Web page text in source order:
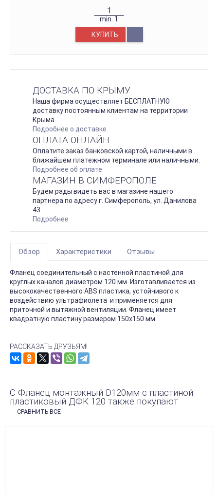
min. 1
КУПИТЬ
ДОСТАВКА ПО КРЫМУ
Наша фирма осуществляет БЕСПЛАТНУЮ
доставку постоянным клиентам на территории
Крыма.
Подробнее о доставке
ОПЛАТА ОНЛАЙН
Оплатите заказ банковской картой, наличными в
ближайшем платежном терминале или наличными.
Подробнее об оплате
МАГАЗИН В СИМФЕРОПОЛЕ
Будем рады видеть вас в магазине нашего
партнера по адресу г. Симферополь, ул. Данилова
43.
Подробнее
Обзор Характеристики Отзывы
Фланец соединительный с настенной пластиной для
круглых каналов диаметром 120 мм. Изготавливается из
высококачественного ABS пластика, устойчивого к
воздействию ультрафиолета и применяется для
приточной и вытяжной вентиляции. Фланец имеет
квадратную пластину размером 150х150 мм.
РАССКАЗАТЬ ДРУЗЬЯМ!
С Фланец монтажный D120мм с пластиной
пластиковый ДФК 120 также покупают
СРАВНИТЬ ВСЕ